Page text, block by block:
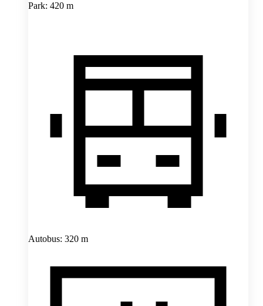
Park: 420 m
Autobus: 320 m